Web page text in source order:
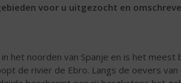
voor u uitgezocht en
het noorden van Spanje en is het
de rivier de Ebro. Langs de oevers